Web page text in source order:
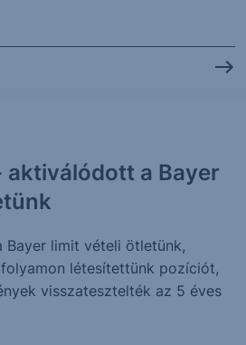
aktiválódott a Bayer
Bayer limit vételi ötletünk,
létesítettünk pozíciót,
visszatesztelték az 5 éves